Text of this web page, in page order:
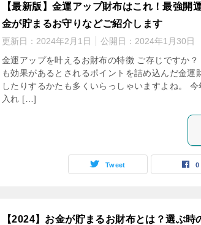
【最新版】金運アップ財布はこれ！最強開
金が貯まるお守りなどご紹介します
更新日： 2024年2月1日 公開日： 2024年1月30日
金運アップを叶えるお財布の特徴 ご存じですか
も効果があるとされるポイントを詰め込んだ金運
したりするかたも多くいらっしゃいますよね。
入れ […]
Tweet 0
【2024】お金が貯まるお財布とは？選ぶ